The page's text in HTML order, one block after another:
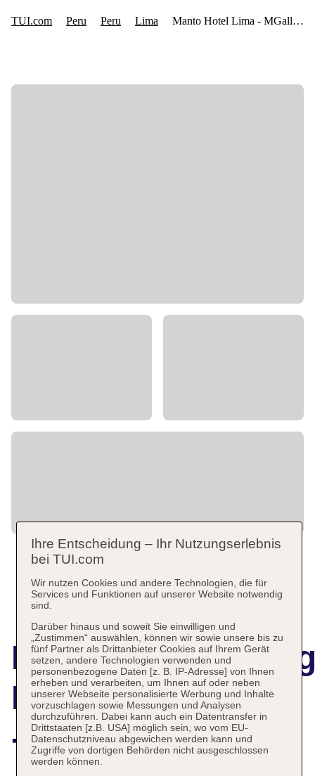
Manto Hotel Lima
- MGallery
Ihre Entscheidung – Ihr Nutzungserlebnis
bei TUI.com
Wir nutzen Cookies und andere Technologien, die für
Services und Funktionen auf unserer Website notwendig
sind.
Darüber hinaus und soweit Sie einwilligen und
„Zustimmen“ auswählen, können wir sowie unsere bis zu
fünf Partner als Drittanbieter Cookies auf Ihrem Gerät
setzen, andere Technologien verwenden und
personenbezogene Daten [z. B. IP-Adresse] von Ihnen
erheben und verarbeiten, um Ihnen auf oder neben
unserer Webseite personalisierte Werbung und Inhalte
vorzuschlagen sowie Messungen und Analysen
durchzuführen. Dabei kann auch ein Datentransfer in
Drittstaaten [z.B. USA] möglich sein, wo vom EU-
Datenschutzniveau abgewichen werden kann und
Zugriffe von dortigen Behörden nicht ausgeschlossen
werden können.